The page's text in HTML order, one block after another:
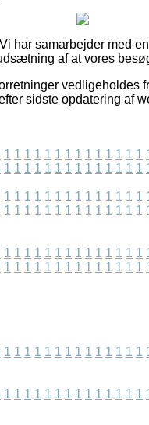
har samarbejder med
af at vores
vedligeholdes
sidste opdatering af
1 1 1 1 1 1 1 1 1 1 1 1 1 1
1 1 1 1 1 1 1 1 1 1 1 1 1 1
1 1 1 1 1 1 1 1 1 1 1 1 1 1
1 1 1 1 1 1 1 1 1 1 1 1 1 1
1 1 1 1 1 1 1 1 1 1 1 1 1 1
1 1 1 1 1 1 1 1 1 1 1 1 1 1
1 1 1 1 1 1 1 1 1 1 1 1 1 1
1 1 1 1 1 1 1 1 1 1 1 1 1 1